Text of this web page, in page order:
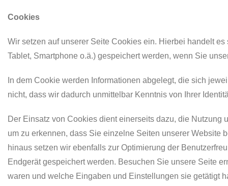
Cookies
Wir setzen auf unserer Seite Cookies ein. Hierbei handelt
Tablet, Smartphone o.ä.) gespeichert werden, wenn Sie
In dem Cookie werden Informationen abgelegt, die sich
nicht, dass wir dadurch unmittelbar Kenntnis von Ihrer
Der Einsatz von Cookies dient einerseits dazu, die
um zu erkennen, dass Sie einzelne Seiten unserer Website
hinaus setzen wir ebenfalls zur Optimierung der
Endgerät gespeichert werden. Besuchen Sie unsere Seite
waren und welche Eingaben und Einstellungen sie getätigt